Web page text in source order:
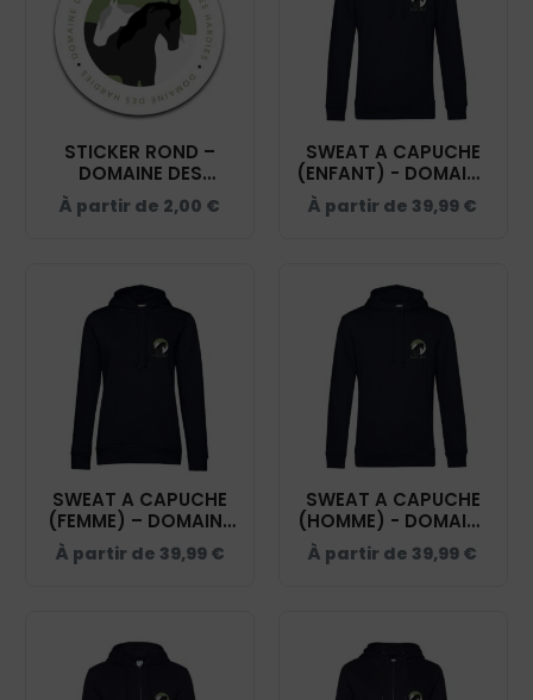
STICKER ROND –
DOMAINE DES
HARDIES – STI001
À partir de 2,00 €
SWEAT A CAPUCHE
(ENFANT) - DOMAINE
DES HARDIES - NAVY
- K477
À partir de 39,99 €
SWEAT A CAPUCHE
(FEMME) – DOMAINE
DES HARDIES - NAVY
- BCW34B
À partir de 39,99 €
SWEAT A CAPUCHE
(HOMME) - DOMAINE
DES HARDIES - NAVY
- BCU33B
À partir de 39,99 €